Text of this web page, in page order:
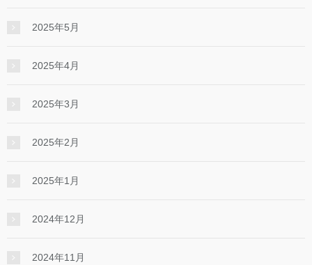
2025年5月
2025年4月
2025年3月
2025年2月
2025年1月
2024年12月
2024年11月